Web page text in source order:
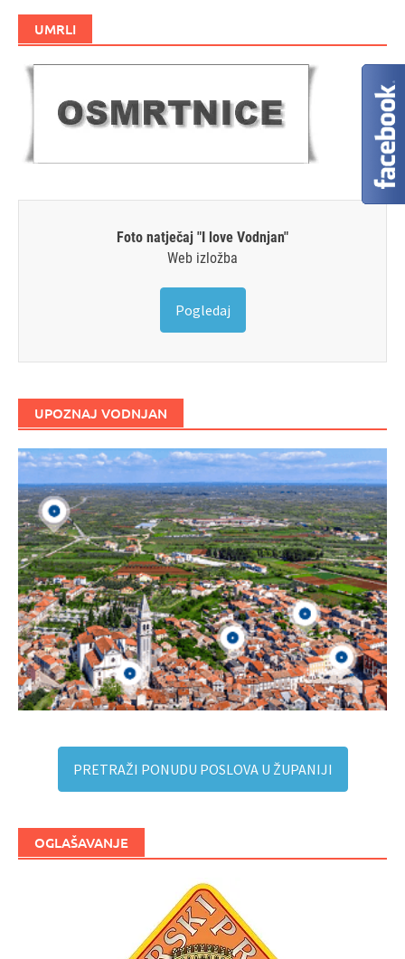
UMRLI
Foto natječaj "I love Vodnjan"
Web izložba
Pogledaj
UPOZNAJ VODNJAN
PRETRAŽI PONUDU POSLOVA U ŽUPANIJI
OGLAŠAVANJE